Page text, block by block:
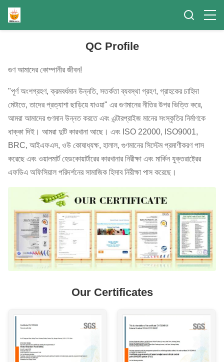
QC Profile
গুণ আমাদের কোম্পানীর জীবন!
"পূর্ণ অংশগ্রহণ, ক্রমবর্ধমান উন্নতি, সতর্কতা ব্যবস্থা গ্রহণ, গ্রাহকের চাহিদা
মেটাতে, তাদের প্রত্যাশা ছাড়িয়ে যাওয়া" এর গুণমানের নীতির উপর ভিত্তি করে,
আমরা আমাদের গুণমান উন্নত করতে এবং এন্টারপ্রাইজ মানের সংস্কৃতির নির্মাণকে
ধাক্কা দিই। আমরা দুটি কারখানা আছে। এবং ISO 22000, ISO9001,
BRC, আইএফএস, ওউ কোষাধ্যক্ষ, হালাল, গুণমানের সিস্টেম প্রমাণীকরণ পাস
করেছে এবং ওয়ালমার্ট হেডকোয়ার্টারের কারখানার নিরীক্ষা এবং মার্কিন যুক্তরাষ্ট্রের
এফডিএ অফিসিয়াল পরিদর্শনের সামাজিক হিসাব নিরীক্ষা পাস করেছে।
Our Certificates